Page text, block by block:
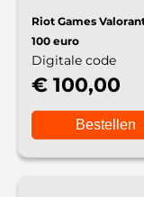
Riot Games
100 euro
Digitale code
€ 100,00
Bestellen